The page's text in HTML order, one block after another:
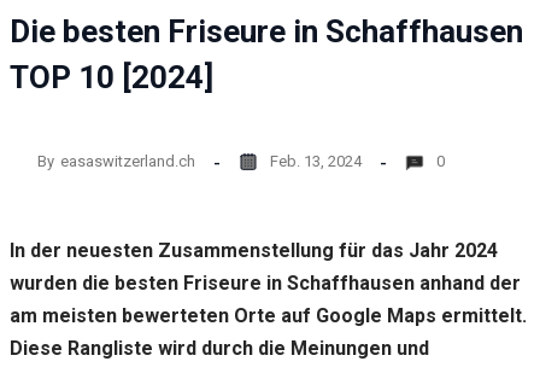
Die besten Friseure in Schaffhausen
TOP 10 [2024]
By easaswitzerland.ch Feb. 13, 2024 0
In der neuesten Zusammenstellung für das Jahr 2024
wurden die besten Friseure in Schaffhausen anhand der
am meisten bewerteten Orte auf Google Maps ermittelt.
Diese Rangliste wird durch die Meinungen und
Erfahrung
während
möglich
funktioniert.
diese
Cookies